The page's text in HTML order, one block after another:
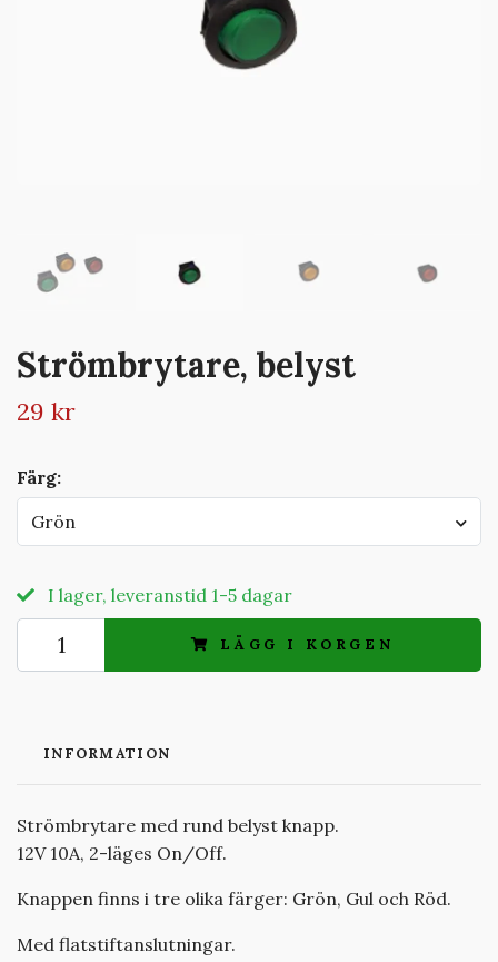
Strömbrytare, belyst
29 kr
Färg:
Grön
I lager, leveranstid 1-5 dagar
LÄGG I KORGEN
INFORMATION
Strömbrytare med rund belyst knapp.
12V 10A, 2-läges On/Off.
Knappen finns i tre olika färger: Grön, Gul och Röd.
Med flatstiftanslutningar.